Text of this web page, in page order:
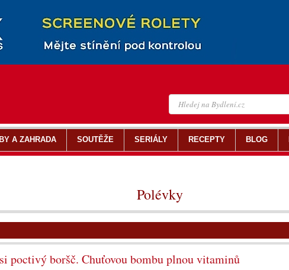
Polévky
poctivý boršč. Chuťovou bombu plnou vitaminů
A ZAHRADA SOUTĚŽE SERIÁLY RECEPTY BLOG